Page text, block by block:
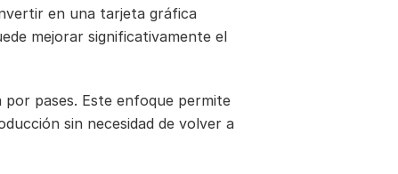
en una tarjeta gráfica
mejorar significativamente el
por pases. Este enfoque permite
sin necesidad de volver a